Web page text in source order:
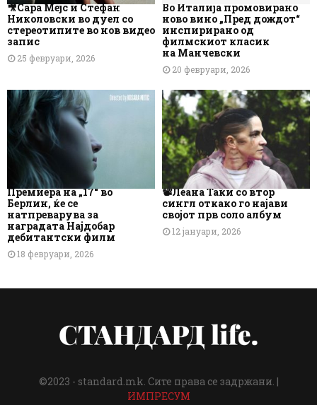
🎥Сара Мејс и Стефан
Николовски во дуел со
стереотипите во нов видео
запис
25 февруари, 2026
Во Италија промовирано
ново вино „Пред дождот“
инспирирано од
филмскиот класик
на Манчевски
20 февруари, 2026
Премиера на „17“ во
Берлин, ќе се
натпреварува за
наградата Најдобар
дебитантски филм
18 февруари, 2026
📽️Леана Таќи со втор
сингл откако го најави
својот прв соло албум
12 јануари, 2026
©2023 - standard.mk. Сите права се задржани. |
ИМПРЕСУМ